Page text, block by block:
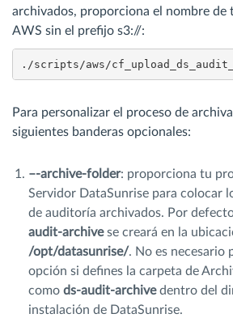
archivados, proporciona el nombre de
AWS sin el prefijo s3://:
./scripts/aws/
Para personalizar el proceso de
siguientes banderas opcionales:
–-archive-folder: proporciona tu
Servidor DataSunrise para colocar
de auditoría archivados. Por
audit-archivese creará en la
/opt/datasunrise/. No es necesario
opción si defines la carpeta de
como ds-audit-archivedentro del
instalación de DataSunrise.